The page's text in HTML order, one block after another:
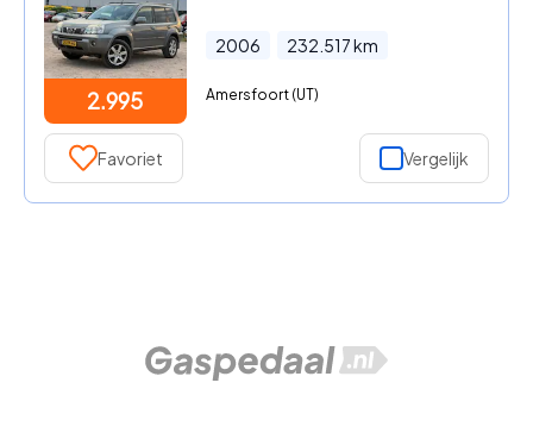
2.995
2006 232.517km
Amersfoort (UT)
Favoriet Vergelijk